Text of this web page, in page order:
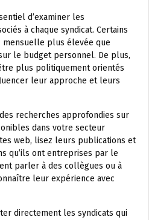
d’examiner les
à chaque syndicat. Certains
mensuelle plus élevée que
le budget personnel. De plus,
plus politiquement orientés
leur approche et leurs
recherches approfondies sur
dans votre secteur
web, lisez leurs publications et
qu’ils ont entreprises par le
parler à des collègues ou à
leur expérience avec
directement les syndicats qui